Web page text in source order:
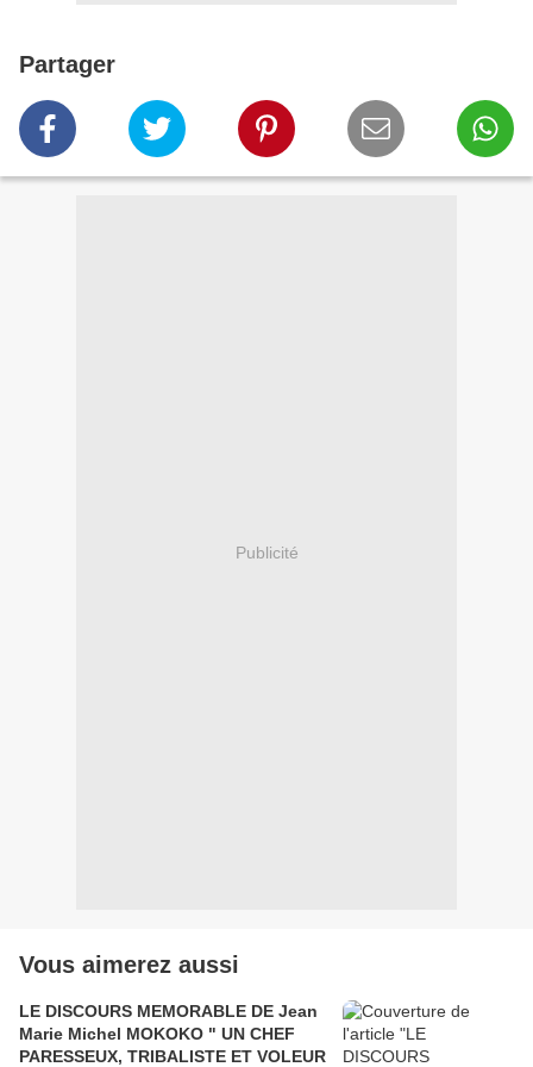
Partager
Publicité
Vous aimerez aussi
LE DISCOURS MEMORABLE DE Jean
Marie Michel MOKOKO " UN CHEF
PARESSEUX, TRIBALISTE ET VOLEUR